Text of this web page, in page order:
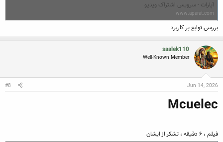
آپارات - سرویس اشتراک ویدیو
www.aparat.com
بررسی توابع پر کاربرد
saalek110
Well-Known Member
Jun 14, 2026
#8
Mcuelec
فیلم ، ۶ دقیقه ، تشکر از ایشان